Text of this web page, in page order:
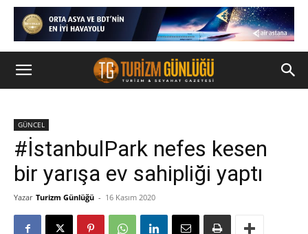
GÜNCEL
#İstanbulPark nefes kesen
bir yarışa ev sahipliği yaptı
Yazar Turizm Günlüğü - 16 Kasım 2020